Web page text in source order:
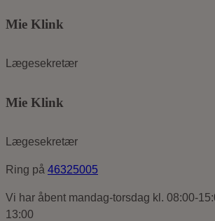
Mie Klink
Lægesekretær
Mie Klink
Lægesekretær
Ring på 46325005
Vi har åbent mandag-torsdag kl. 08:00-
13:00